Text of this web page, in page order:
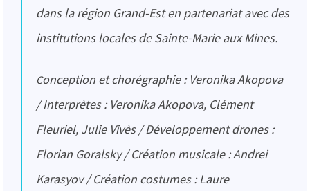
dans la région Grand-Est en partenariat avec des
institutions locales de Sainte-Marie aux Mines.
Conception et chorégraphie : Veronika Akopova
/ Interprètes : Veronika Akopova, Clément
Fleuriel, Julie Vivès / Développement drones :
Florian Goralsky / Création musicale : Andrei
Karasyov / Création costumes : Laure